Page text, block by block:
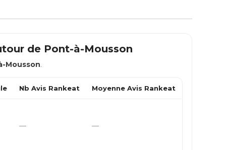
de Pont-à-Mousson
Mousson.
Nb Avis Rankeat Moyenne Avis Rankeat
— —